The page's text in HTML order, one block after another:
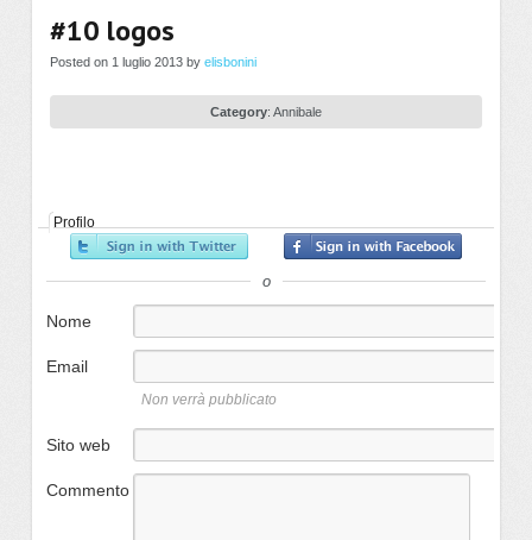
#10 logos
Posted on 1 luglio 2013 by elisbonini
Category: Annibale
Profilo
o
Nome
Email
Non verrà pubblicato
Sito web
Commento